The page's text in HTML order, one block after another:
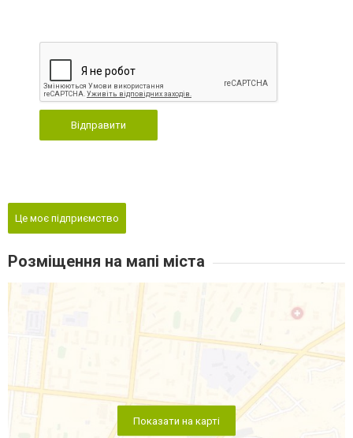
Відправити
Це моє підприємство
Розміщення на мапі міста
Показати на карті